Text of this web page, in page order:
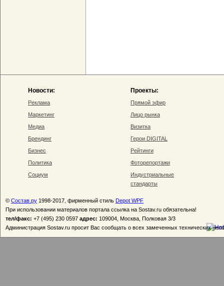
Новости:
Реклама
Маркетинг
Медиа
Брендинг
Бизнес
Политика
Социум
Проекты:
Прямой эфир
Лицо рынка
Визитка
Герои DIGITAL
Рейтинги
Фоторепортажи
Индустриальные
стандарты
© Состав.ру 1998-2017, фирменный стиль Depot WPF
При использовании материалов портала ссылка на Sostav.ru обязательна!
тел/факс: +7 (495) 230 0597 адрес: 109004, Москва, Полковая 3/3
Администрация Sostav.ru просит Вас сообщать о всех замеченных технических